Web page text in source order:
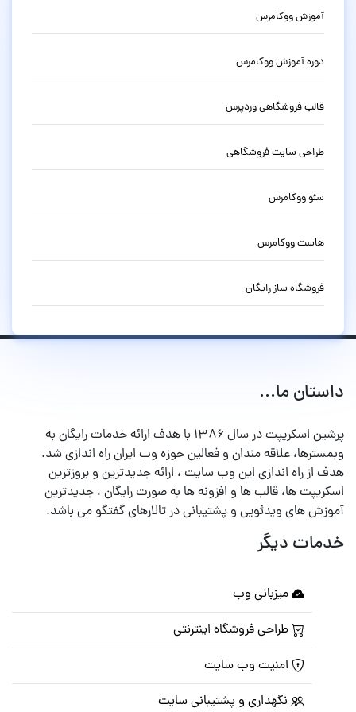
آموزش ووکامرس
دوره آموزش ووکامرس
قالب فروشگاهی وردپرس
طراحی سایت فروشگاهی
سئو ووکامرس
هاست ووکامرس
فروشگاه ساز رایگان
داستان ما...
پرشین اسکریپت در سال ۱۳۸۶ با هدف ارائه خدمات رایگان به
وبمسترها، علاقه مندان و فعالین حوزه وب ایران راه اندازی شد.
هدف از راه اندازی این وب سایت ، ارائه جدیدترین و بروزترین
اسکریپت ها، قالب ها و افزونه ها به صورت رایگان ، جدیدترین
آموزش های ویدئویی و پشتیبانی در تالارهای گفتگو می باشد.
خدمات دیگر
میزبانی وب
طراحی فروشگاه اینترنتی
امنیت وب سایت
نگهداری و پشتیبانی سایت